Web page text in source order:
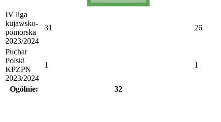
IV liga
kujawsko-
pomorska
2023/2024
31 26
Puchar
Polski
KPZPN
2023/2024
1 1
Ogólnie: 32